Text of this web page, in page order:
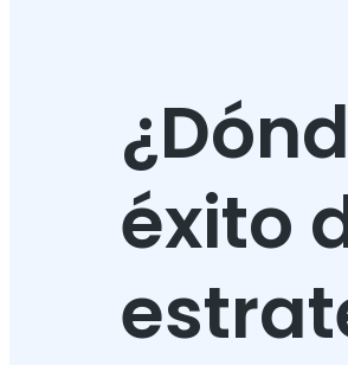
éxito